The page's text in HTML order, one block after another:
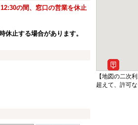
の間、窓口の営業を休止
止する場合があります。
【地図の二次
超えて、許可